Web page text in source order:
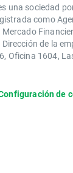
una sociedad
como
de la
Oficina 1604,
de